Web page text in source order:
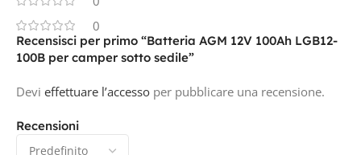
0
Recensioni
Recensisci per primo “Batteria AGM 12V 100Ah LGB12-
100B per camper sotto sedile”
Devi effettuare l’accesso per pubblicare una recensione.